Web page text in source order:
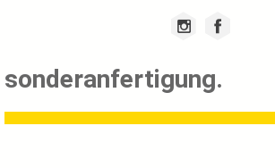
sonderanfertigung.